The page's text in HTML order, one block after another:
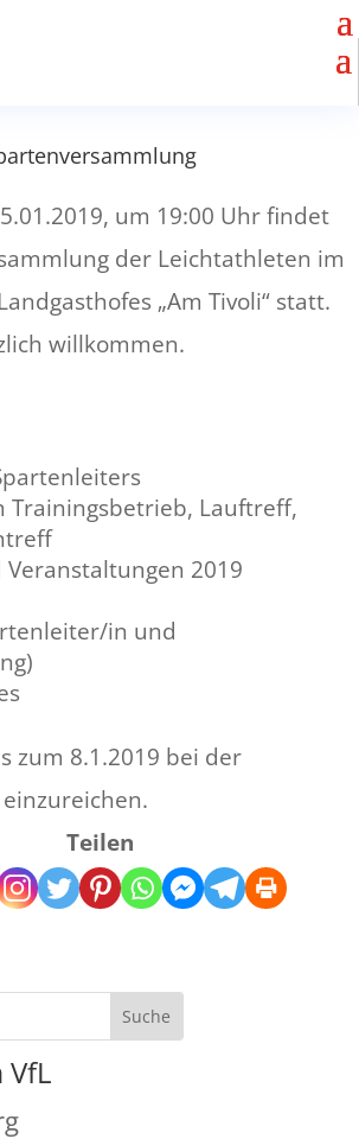
um 19:00 Uhr findet
der Leichtathleten im
„Am Tivoli“ statt.
willkommen.
Trainingsbetrieb, Lauftreff,
2019
in und
zum 8.1.2019 bei der
Teilen